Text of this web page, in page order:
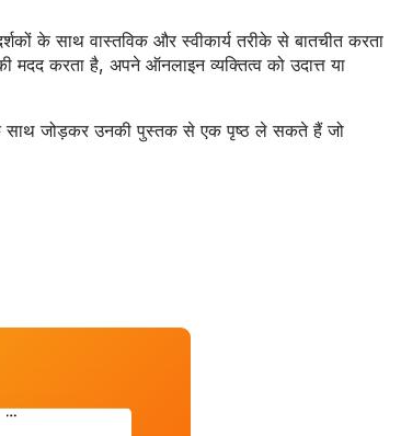
के साथ वास्तविक और स्वीकार्य तरीके से बातचीत करता
करता है, अपने ऑनलाइन व्यक्तित्व को उदात्त या
के साथ जोड़कर उनकी पुस्तक से एक पृष्ठ ले सकते हैं जो